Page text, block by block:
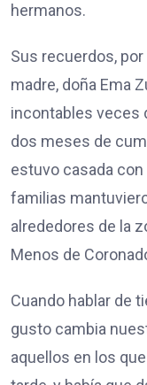
hermanos.
Sus recuerdos,
madre, doña Ema
incontables veces
dos meses de
estuvo casada
familias
alrededores de la
Menos de
Cuando hablar de
gusto cambia
aquellos en los